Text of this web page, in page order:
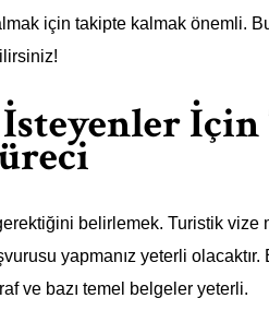
için takipte kalmak önemli.
İçin
belirlemek. Turistik
yapmanız yeterli
ve bazı temel belgeler yeterli.